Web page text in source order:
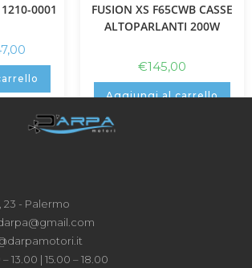
1210-0001
FUSION XS F65CWB CASSE
ALTOPARLANTI 200W
€145,00
Aggiungi al carrello
23 - Palermo
13.00 | 15.00 – 18.00